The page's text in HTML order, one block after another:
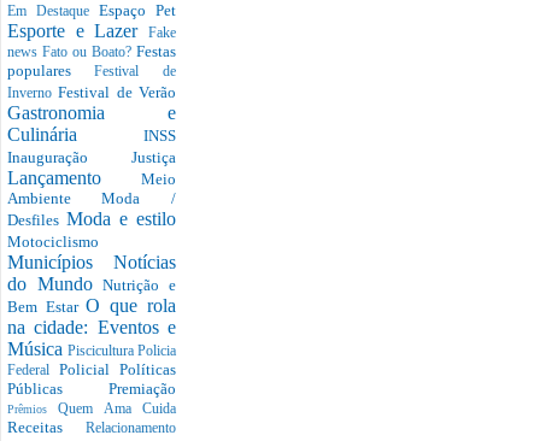
Em Destaque Espaço Pet
Esporte e Lazer
Fake
news Fato ou Boato? Festas
popularesFestival de
InvernoFestival de Verão
Gastronomia e
Culinária INSS
Inauguração Justiça
Lançamento Meio
AmbienteModa /
Desfiles Moda e estilo
Motociclismo
Municípios Notícias
do MundoNutrição e
Bem EstarO que rola
na cidade: Eventos e
Música Piscicultura Policia
Federal Policial Políticas
Públicas Premiação
PrêmiosQuem Ama Cuida
Receitas Relacionamento